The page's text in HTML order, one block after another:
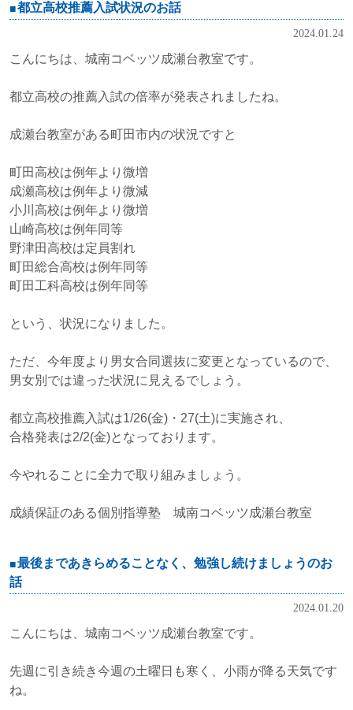
都立高校推薦入試状況のお話
2024.01.24
こんにちは、城南コベッツ成瀬台教室です。
都立高校の推薦入試の倍率が発表されましたね。
成瀬台教室がある町田市内の状況ですと
町田高校は例年より微増
成瀬高校は例年より微減
小川高校は例年より微増
山崎高校は例年同等
野津田高校は定員割れ
町田総合高校は例年同等
町田工科高校は例年同等
という、状況になりました。
ただ、今年度より男女合同選抜に変更となっているので、
男女別では違った状況に見えるでしょう。
都立高校推薦入試は1/26(金)・27(土)に実施され、
合格発表は2/2(金)となっております。
今やれることに全力で取り組みましょう。
成績保証のある個別指導塾 城南コベッツ成瀬台教室
最後まであきらめることなく、勉強し続けましょうのお
話
2024.01.20
こんにちは、城南コベッツ成瀬台教室です。
先週に引き続き今週の土曜日も寒く、小雨が降る天気です
ね。